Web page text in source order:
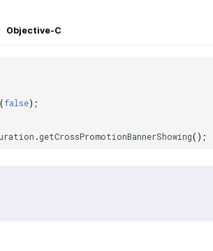
Objective-C
(false);
.getCrossPromotionBannerShowing();